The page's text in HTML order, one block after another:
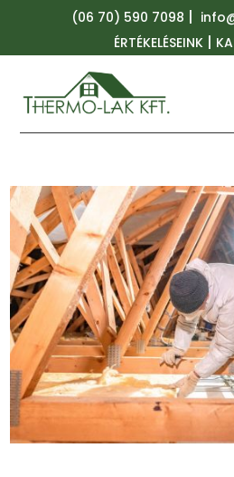
(06 70) 590 7098 |
ÉRTÉKELÉSEINK |